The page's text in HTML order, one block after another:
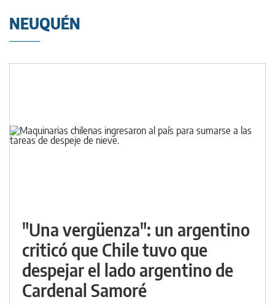
NEUQUÉN
"Una vergüenza": un argentino
criticó que Chile tuvo que
despejar el lado argentino de
Cardenal Samoré